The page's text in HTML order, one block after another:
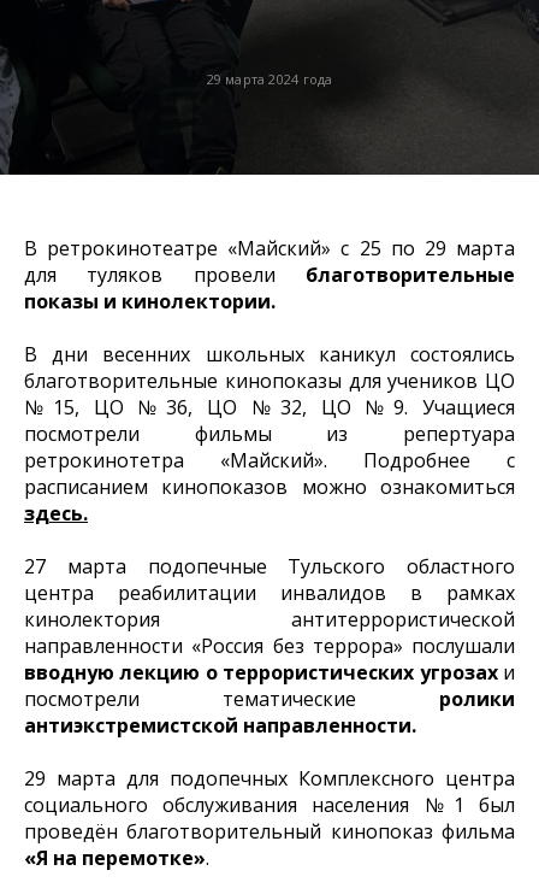
29 марта 2024 года
В ретрокинотеатре «Майский» с 25 по 29 марта
для туляков провели благотворительные
показы и кинолектории.
В дни весенних школьных каникул состоялись
благотворительные кинопоказы для учеников ЦО
№15, ЦО №36, ЦО №32, ЦО №9. Учащиеся
посмотрели фильмы из репертуара
ретрокинотетра «Майский». Подробнее с
расписанием кинопоказов можно ознакомиться
здесь.
27 марта подопечные Тульского областного
центра реабилитации инвалидов в рамках
кинолектория антитеррористической
направленности «Россия без террора» послушали
вводную лекцию о террористических угрозахи
посмотрели тематические ролики
антиэкстремистской направленности.
29 марта для подопечных Комплексного центра
социального обслуживания населения №1 был
проведён благотворительный кинопоказ фильма
«Я на перемотке».